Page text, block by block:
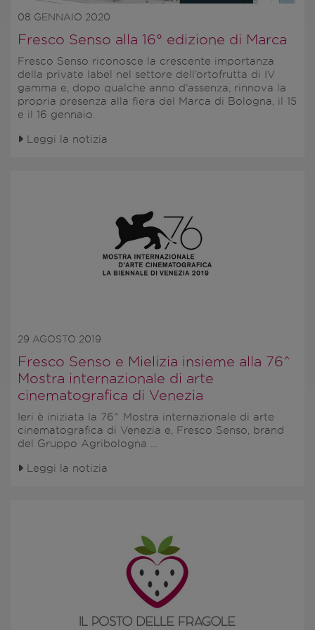
08 GENNAIO 2020
Fresco Senso alla 16° edizione di Marca
Fresco Senso riconosce la crescente importanza
della private label
nel settore dell’ortofrutta di IV
gamma e, dopo qualche anno d’assenza, rinnova la
propria presenza alla fiera del
Marca di Bologna, il 15
e il 16 gennaio
Leggi la notizia
29 AGOSTO 2019
Fresco Senso e Mielizia insieme alla 76^
Mostra internazionale di arte
cinematografica di Venezia
Ieri è iniziata la 76^ Mostra internazionale di arte
cinematografica di Venezia e, Fresco Senso , brand
del Gruppo Agribologna ...
Leggi la notizia